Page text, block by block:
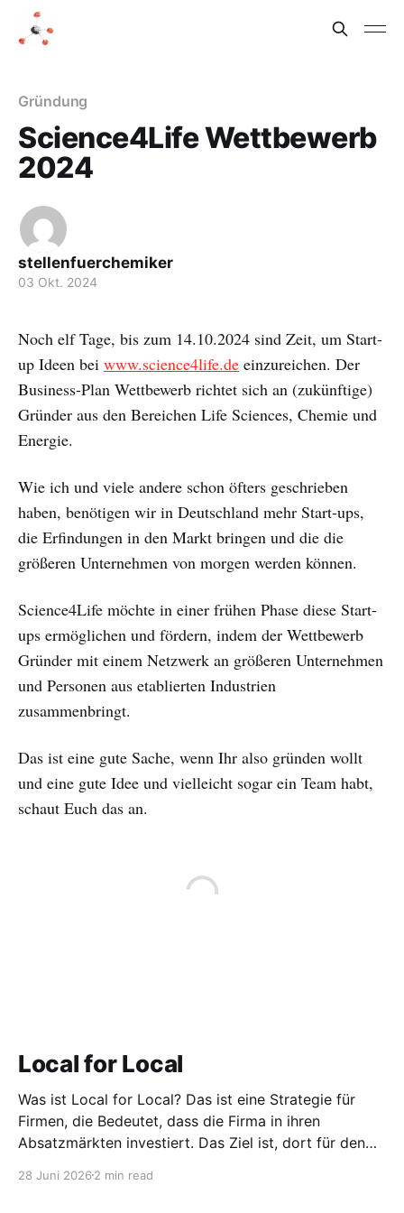
Gründung
Science4Life Wettbewerb
2024
stellenfuerchemiker
03 Okt. 2024
Noch elf Tage, bis zum 14.10.2024 sind Zeit, um Start-
up Ideen bei www.science4life.de einzureichen. Der
Business-Plan Wettbewerb richtet sich an (zukünftige)
Gründer aus den Bereichen Life Sciences, Chemie und
Energie.
Wie ich und viele andere schon öfters geschrieben
haben, benötigen wir in Deutschland mehr Start-ups,
die Erfindungen in den Markt bringen und die die
größeren Unternehmen von morgen werden können.
Science4Life möchte in einer frühen Phase diese Start-
ups ermöglichen und fördern, indem der Wettbewerb
Gründer mit einem Netzwerk an größeren Unternehmen
und Personen aus etablierten Industrien
zusammenbringt.
Das ist eine gute Sache, wenn Ihr also gründen wollt
und eine gute Idee und vielleicht sogar ein Team habt,
schaut Euch das an.
Local for Local
Was ist Local for Local? Das ist eine Strategie für
Firmen, die Bedeutet, dass die Firma in ihren
Absatzmärkten investiert. Das Ziel ist, dort für den
entwickeln. Diese Strategie ist von Toyota bekannt,
28 Juni 2026 2 min read